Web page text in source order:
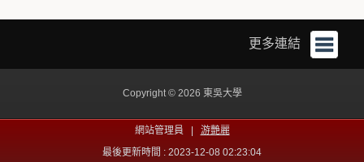
更多連結
Copyright © 2026 東吳大學
網站管理員 | 游艷麗
最後更新時間 : 2023-12-08 02:23:04